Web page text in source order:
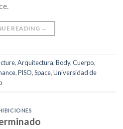
READING →
,Arquitectura,Body,Cuerpo,
,PISO,Space,Universidad de